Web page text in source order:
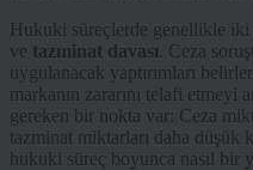
Hukuki süreçlerde genellikle iki
ve tazminat davası . Ceza
uygulanacak yaptırımları
markanın zararını telafi
gereken bir nokta var: Ceza
tazminat miktarları daha düşük
hukuki süreç boyunca nasıl bir